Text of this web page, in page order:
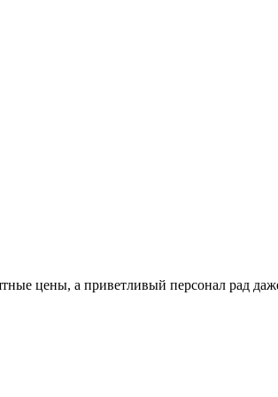
цены, а приветливый персонал рад